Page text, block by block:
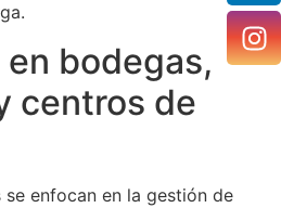
en bodegas,
centros de
enfocan en la gestión de